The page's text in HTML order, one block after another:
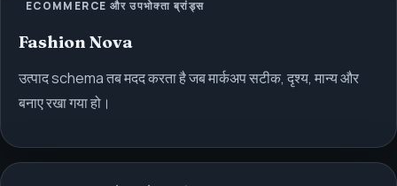
ECOMMERCE और उपभोक्ता ब्रांड्स
Fashion Nova
उत्पाद schema तब मदद करता है जब मार्कअप सटीक, दृश्य, मान्य और
बनाए रखा गया हो।